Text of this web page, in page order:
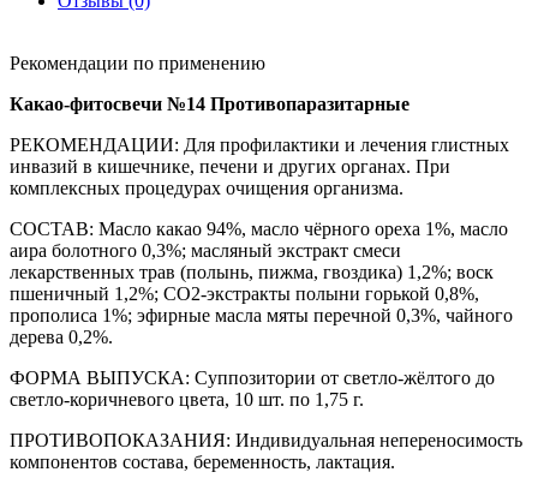
Рекомендации по применению
Какао-фитосвечи №14 Противопаразитарные
РЕКОМЕНДАЦИИ: Для профилактики и лечения глистных
инвазий в кишечнике, печени и других органах. При
комплексных процедурах очищения организма.
СОСТАВ: Масло какао 94%, масло чёрного ореха 1%, масло
аира болотного 0,3%; масляный экстракт смеси
лекарственных трав (полынь, пижма, гвоздика) 1,2%; воск
пшеничный 1,2%; СО2-экстракты полыни горькой 0,8%,
прополиса 1%; эфирные масла мяты перечной 0,3%, чайного
дерева 0,2%.
ФОРМА ВЫПУСКА: Суппозитории от светло-жёлтого до
светло-коричневого цвета, 10 шт. по 1,75 г.
ПРОТИВОПОКАЗАНИЯ: Индивидуальная непереносимость
компонентов состава, беременность, лактация.